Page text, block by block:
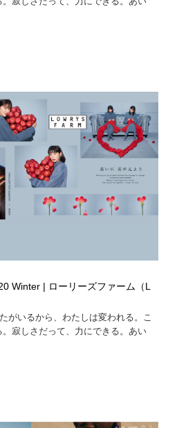
Winter | ローリーズファーム（L
がいるから、わたしは変われる。こ
寂しさだって、力にできる。あい